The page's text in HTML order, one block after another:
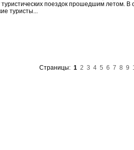
туристических поездок прошедшим летом. В
туристы...
Страницы: 1 2 3 4 5 6 7 8 9